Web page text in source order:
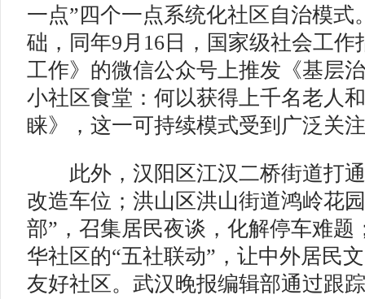
一点”四个一点系统化社区自治模式
础，同年9月16日，国家级社会工
工作》的微信公众号上推发《基层
小社区食堂：何以获得上千名老人
睐》，这一可持续模式受到广泛关
此外，汉阳区江汉二桥街道打通
改造车位；洪山区洪山街道鸿岭花
部”，召集居民夜谈，化解停车难题
华社区的“五社联动”，让中外居民
友好社区。武汉晚报编辑部通过跟